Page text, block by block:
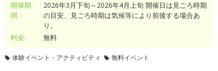
開催期
間：
2026年3月下旬～2026年4月上旬 開催日は見ごろ時期
の目安、見ごろ時期は気候等により前後する場合あ
り。
料金:
無料
体験イベント・アクティビティ 無料イベント